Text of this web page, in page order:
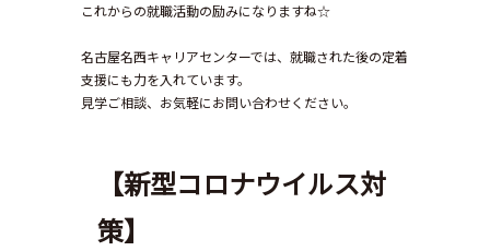
これからの就職活動の励みになりますね☆
名古屋名西キャリアセンターでは、就職された後の定着
支援にも力を入れています。
見学ご相談、お気軽にお問い合わせください。
【新型コロナウイルス対
策】